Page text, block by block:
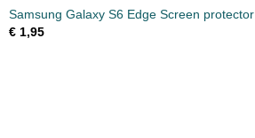
Samsung Galaxy S6 Edge Screen protector
€ 1,95